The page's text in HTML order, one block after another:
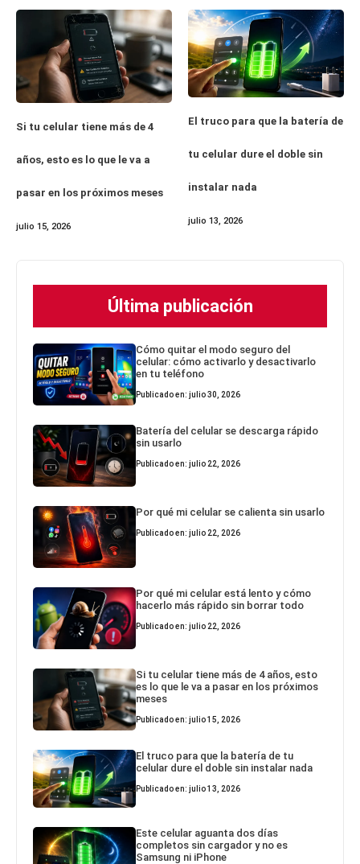
Si tu celular tiene más de 4
años, esto es lo que le va a
pasar en los próximos meses
julio 15, 2026
El truco para que la batería de
tu celular dure el doble sin
instalar nada
julio 13, 2026
Última publicación
Cómo quitar el modo seguro del
celular: cómo activarlo y desactivarlo
en tu teléfono
Publicado en: julio 30, 2026
Batería del celular se descarga rápido
sin usarlo
Publicado en: julio 22, 2026
Por qué mi celular se calienta sin usarlo
Publicado en: julio 22, 2026
Por qué mi celular está lento y cómo
hacerlo más rápido sin borrar todo
Publicado en: julio 22, 2026
Si tu celular tiene más de 4 años, esto
es lo que le va a pasar en los próximos
meses
Publicado en: julio 15, 2026
El truco para que la batería de tu
celular dure el doble sin instalar nada
Publicado en: julio 13, 2026
Este celular aguanta dos días
completos sin cargador y no es
Samsung ni iPhone